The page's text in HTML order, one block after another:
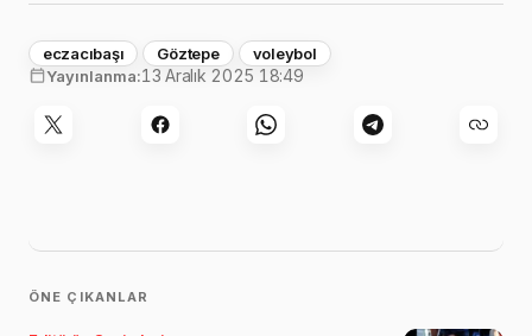
eczacıbaşı Göztepe
voleybol
Yayınlanma:13 Aralık 2025 18:49
ÖNE ÇIKANLAR